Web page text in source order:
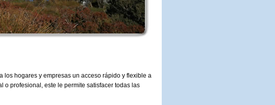
hogares y empresas un acceso rápido y flexible a
o profesional, este le permite satisfacer todas las